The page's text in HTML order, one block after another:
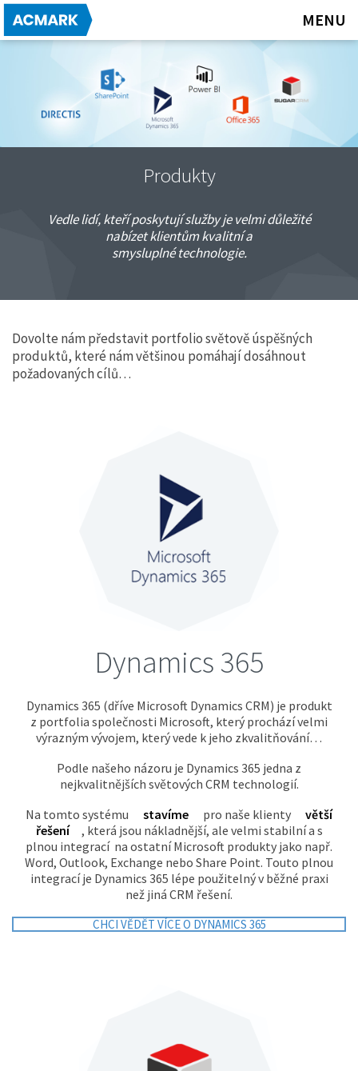
MENU
CO UMÍME?
CRM systémy
Poradenství a služby
PRODUKTY
DIRECTIS
Dynamics 365
Naše hodnoty
Nabídka zaměstnání
Produkty
Vedle lidí, kteří poskytují služby je velmi důležité
nabízet klientům kvalitní a
smysluplné technologie.
Dovolte nám představit portfolio světově úspěšných
produktů, které nám většinou pomáhají dosáhnout
požadovaných cílů…
Dynamics 365
Dynamics 365 (dříve Microsoft Dynamics CRM) je produkt
z portfolia společnosti Microsoft, který prochází velmi
výrazným vývojem, který vede k jeho zkvalitňování…
Podle našeho názoru je Dynamics 365 jedna z
nejkvalitnějších světových CRM technologií.
Na tomto systému
stavíme pro naše klienty
větší
řešení
, která jsou nákladnější, ale velmi stabilní a s
plnou integrací na ostatní Microsoft produkty jako např.
Word, Outlook, Exchange nebo Share Point. Touto plnou
integrací je Dynamics 365 lépe použitelný v běžné praxi
než jiná CRM řešení.
CHCI VĚDĚT VÍCE O DYNAMICS 365